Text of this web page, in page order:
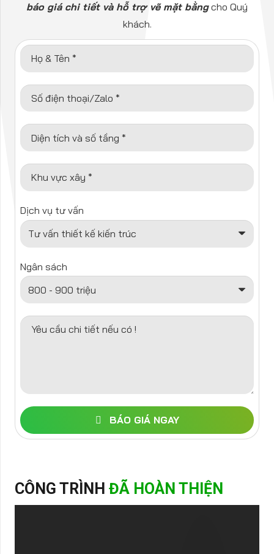
báo giá chi tiết và hỗ trợ vẽ mặt bằngcho Quý
khách.
Họ & Tên *
Số điện thoại/Zalo *
Diện tích và số tầng *
Khu vực xây *
Dịch vụ tư vấn
Ngân sách
Yêu cầu chi tiết nếu có !
BÁO GIÁ NGAY
CÔNG TRÌNH ĐÃ HOÀN THIỆN